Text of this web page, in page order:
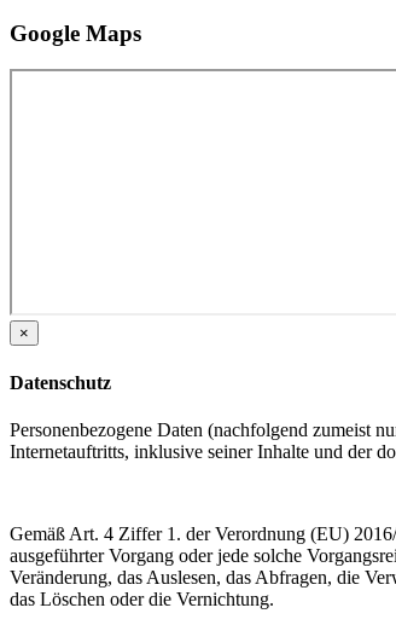
Google Maps
×
Datenschutz
Personenbezogene Daten (nachfolgend zumeist
Internetauftritts, inklusive seiner Inhalte und der
Gemäß Art. 4 Ziffer 1. der Verordnung (EU)
ausgeführter Vorgang oder jede solche
Veränderung, das Auslesen, das Abfragen, die
das Löschen oder die Vernichtung.